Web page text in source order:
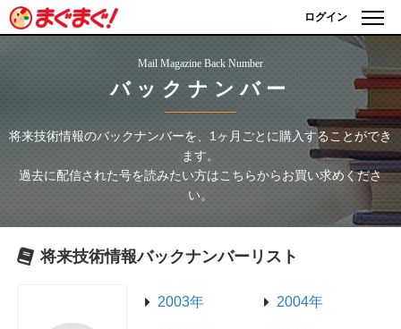
ログイン
Mail Magazine Back Number
バックナンバー
将来技術情報のバックナンバーを、1ヶ月ごとに購入することができ
ます。
過去に配信された号を読みたい方はこちらからお買い求めくださ
い。
将来技術情報バックナンバーリスト
2003年 2004年